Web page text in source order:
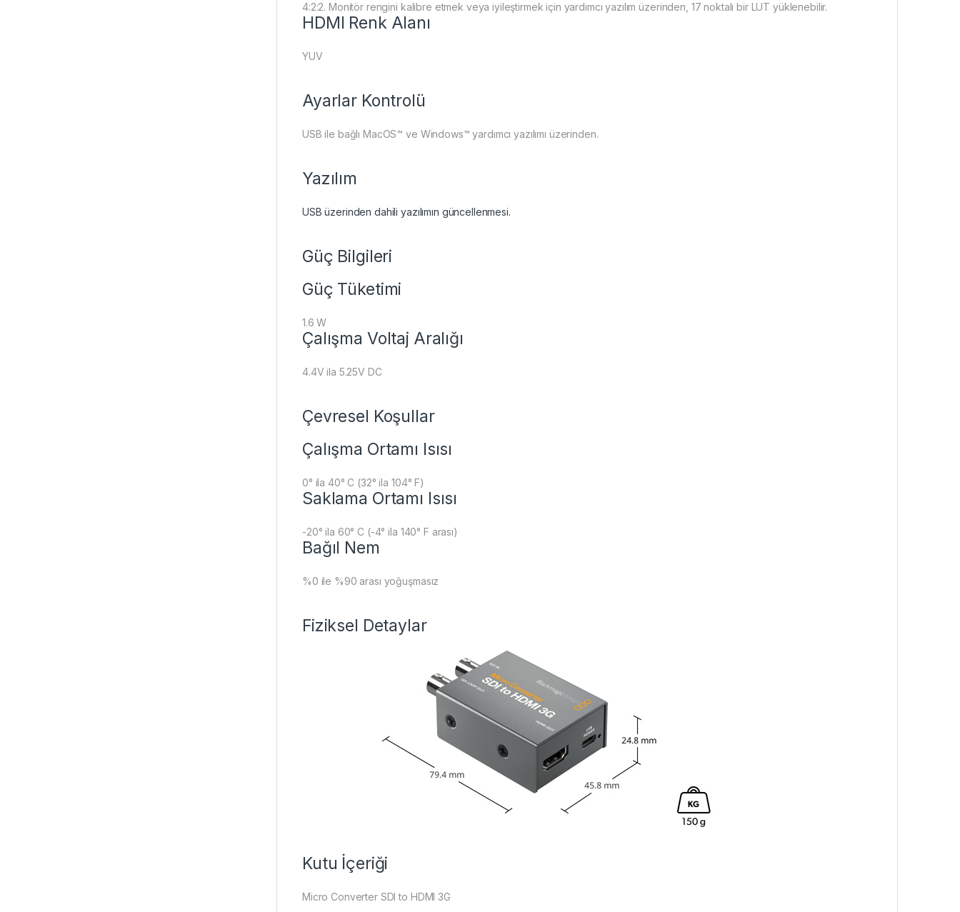
4:2:2. Monitör rengini kalibre etmek veya iyileştirmek için yardımcı yazılım üzerinden, 17 noktalı bir LUT yüklenebilir.
HDMI Renk Alanı
YUV
Ayarlar Kontrolü
USB ile bağlı MacOS™ ve Windows™ yardımcı yazılımı üzerinden.
Yazılım
USB üzerinden dahili yazılımın güncellenmesi.
Güç Bilgileri
Güç Tüketimi
1.6 W
Çalışma Voltaj Aralığı
4.4V ila 5.25V DC
Çevresel Koşullar
Çalışma Ortamı Isısı
0° ila 40° C (32° ila 104° F)
Saklama Ortamı Isısı
-20° ila 60° C (-4° ila 140° F arası)
Bağıl Nem
%0 ile %90 arası yoğuşmasız
Fiziksel Detaylar
Kutu İçeriği
Micro Converter SDI to HDMI 3G